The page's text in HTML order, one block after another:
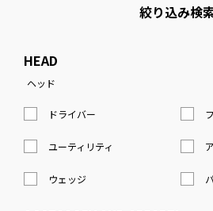
絞り込み検
HEAD
ヘッド
ドライバー
ユーティリティ
ウェッジ